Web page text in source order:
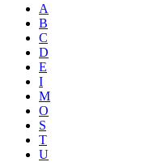
A
B
C
D
E
I
M
O
S
T
U